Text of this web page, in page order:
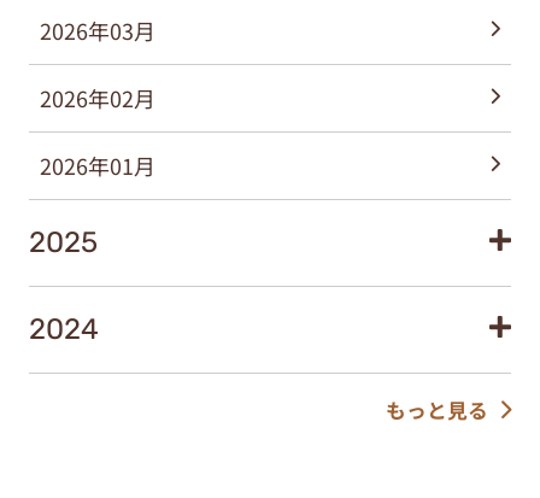
2026年03月
2026年02月
2026年01月
2025
2024
もっと見る